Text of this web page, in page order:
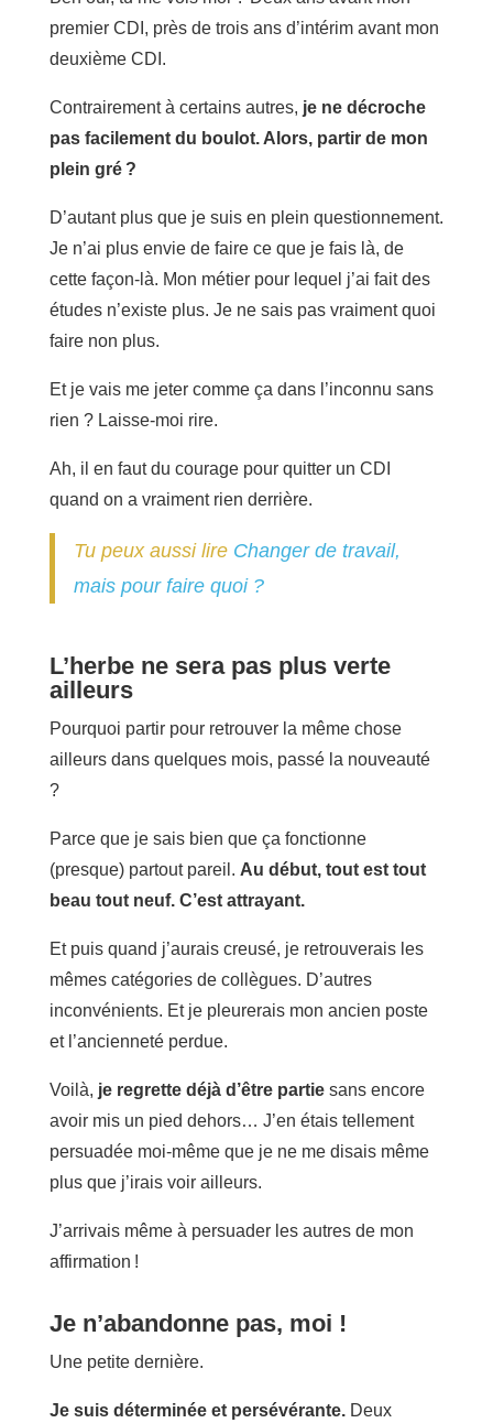
premier CDI, près de trois ans d’intérim avant mon
deuxième CDI.
Contrairement à certains autres, je ne décroche
pas facilement du boulot. Alors, partir de mon
plein gré ?
D’autant plus que je suis en plein questionnement.
Je n’ai plus envie de faire ce que je fais là, de
cette façon-là. Mon métier pour lequel j’ai fait des
études n’existe plus. Je ne sais pas vraiment quoi
faire non plus.
Et je vais me jeter comme ça dans l’inconnu sans
rien ? Laisse-moi rire.
Ah, il en faut du courage pour quitter un CDI
quand on a vraiment rien derrière.
Tu peux aussi lire Changer de travail,
mais pour faire quoi ?
L’herbe ne sera pas plus verte
ailleurs
Pourquoi partir pour retrouver la même chose
ailleurs dans quelques mois, passé la nouveauté
?
Parce que je sais bien que ça fonctionne
(presque) partout pareil. Au début, tout est tout
beau tout neuf. C’est attrayant.
Et puis quand j’aurais creusé, je retrouverais les
mêmes catégories de collègues. D’autres
inconvénients. Et je pleurerais mon ancien poste
et l’ancienneté perdue.
Voilà, je regrette déjà d’être partiesans encore
avoir mis un pied dehors… J’en étais tellement
persuadée moi-même que je ne me disais même
plus que j’irais voir ailleurs.
J’arrivais même à persuader les autres de mon
affirmation !
Je n’abandonne pas, moi !
Une petite dernière.
Je suis déterminée et persévérante.Deux